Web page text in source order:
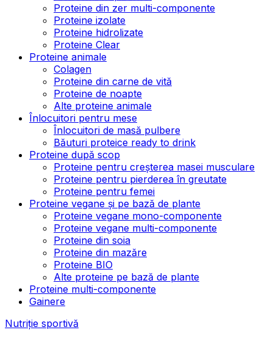
Proteine din zer multi-componente
Proteine izolate
Proteine hidrolizate
Proteine Clear
Proteine animale
Colagen
Proteine din carne de vită
Proteine de noapte
Alte proteine animale
Înlocuitori pentru mese
Înlocuitori de masă pulbere
Băuturi proteice ready to drink
Proteine după scop
Proteine pentru creșterea masei musculare
Proteine pentru pierderea în greutate
Proteine pentru femei
Proteine vegane și pe bază de plante
Proteine vegane mono-componente
Proteine vegane multi-componente
Proteine din soia
Proteine din mazăre
Proteine BIO
Alte proteine pe bază de plante
Proteine multi-componente
Gainere
Nutriție sportivă